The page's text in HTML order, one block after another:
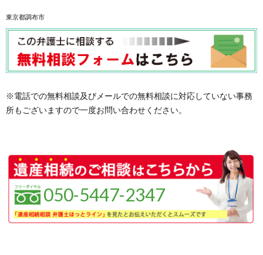
東京都調布市
※電話での無料相談及びメールでの無料相談に対応していない事務
所もございますので一度お問い合わせください。
050-5447-2347